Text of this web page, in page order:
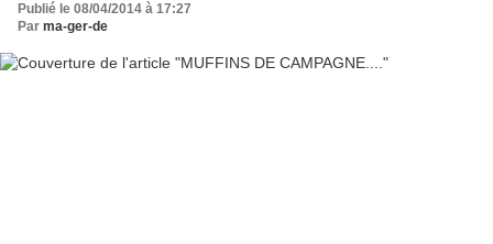
Publié le 08/04/2014 à 17:27
Par ma-ger-de